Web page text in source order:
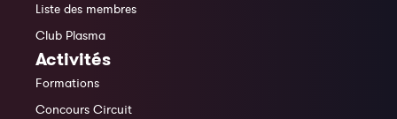
Liste des membres
Club Plasma
Activités
Formations
Concours Circuit